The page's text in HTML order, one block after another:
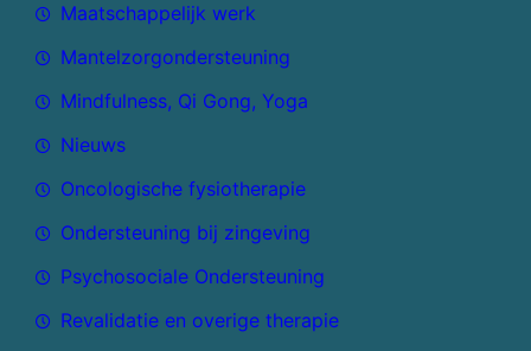
Maatschappelijk werk
Mantelzorgondersteuning
Mindfulness, Qi Gong, Yoga
Nieuws
Oncologische fysiotherapie
Ondersteuning bij zingeving
Psychosociale Ondersteuning
Revalidatie en overige therapie